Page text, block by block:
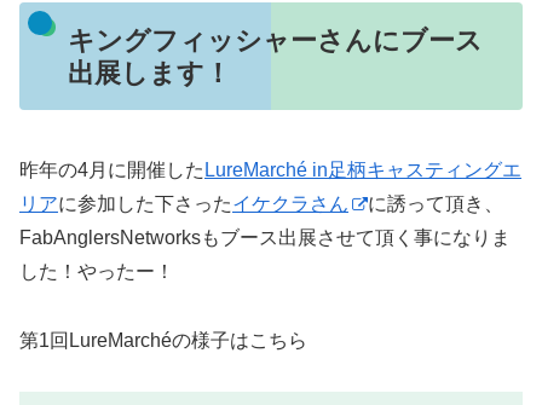
キングフィッシャーさんにブース
出展します！
昨年の4月に開催した LureMarché in足柄キャスティングエ
リアに参加した下さったイケクラさん
に誘って頂き、
FabAnglersNetworksもブース出展させて頂く事になりま
した！やったー！
第1回LureMarchéの様子はこちら